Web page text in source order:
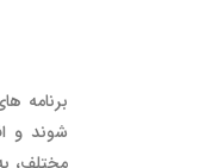
برنامه
شوند و